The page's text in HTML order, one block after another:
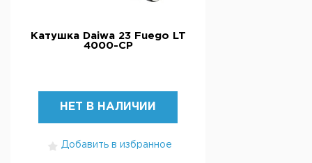
Катушка Daiwa 23 Fuego LT
4000-CP
НЕТ В НАЛИЧИИ
Добавить в избранное